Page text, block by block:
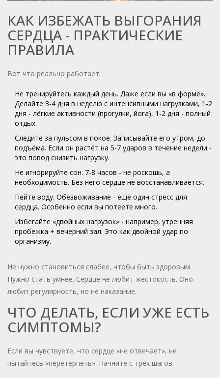
КАК ИЗБЕЖАТЬ ВЫГОРАНИЯ
СЕРДЦА - ПРАКТИЧЕСКИЕ
ПРАВИЛА
Вот что реально работает:
Не тренируйтесь каждый день. Даже если вы «в форме».
Делайте 3-4 дня в неделю с интенсивными нагрузками, 1-2
дня - лёгкие активности (прогулки, йога), 1-2 дня - полный
отдых.
Следите за пульсом в покое. Записывайте его утром, до
подъёма. Если он растёт на 5-7 ударов в течение недели -
это повод снизить нагрузку.
Не игнорируйте сон. 7-8 часов - не роскошь, а
необходимость. Без него сердце не восстанавливается.
Пейте воду. Обезвоживание - ещё один стресс для
сердца. Особенно если вы потеете много.
Избегайте «двойных нагрузок» - например, утренняя
пробежка + вечерний зал. Это как двойной удар по
организму.
Не нужно становиться слабее, чтобы быть здоровым.
Нужно стать умнее. Сердце не любит жестокость. Оно
любит регулярность, но не наказание.
ЧТО ДЕЛАТЬ, ЕСЛИ УЖЕ ЕСТЬ
СИМПТОМЫ?
Если вы чувствуете, что сердце «не отвечает», не
пытайтесь «перетерпеть». Начните с трёх шагов: